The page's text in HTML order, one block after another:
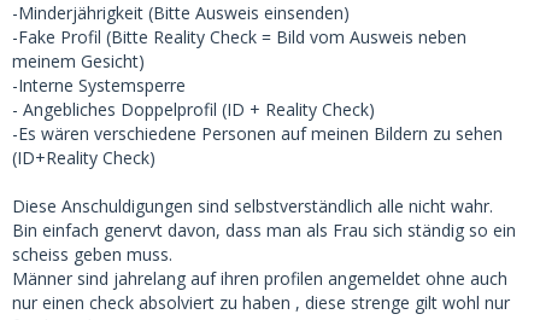
-Minderjährigkeit (Bitte Ausweis einsenden)
-Fake Profil (Bitte Reality Check = Bild vom Ausweis neben
meinem Gesicht)
-Interne Systemsperre
- Angebliches Doppelprofil (ID + Reality Check)
-Es wären verschiedene Personen auf meinen Bildern zu sehen
(ID+Reality Check)
Diese Anschuldigungen sind selbstverständlich alle nicht wahr.
Bin einfach genervt davon, dass man als Frau sich ständig so ein
scheiss geben muss.
Männer sind jahrelang auf ihren profilen angemeldet ohne auch
nur einen check absolviert zu haben , diese strenge gilt wohl nur